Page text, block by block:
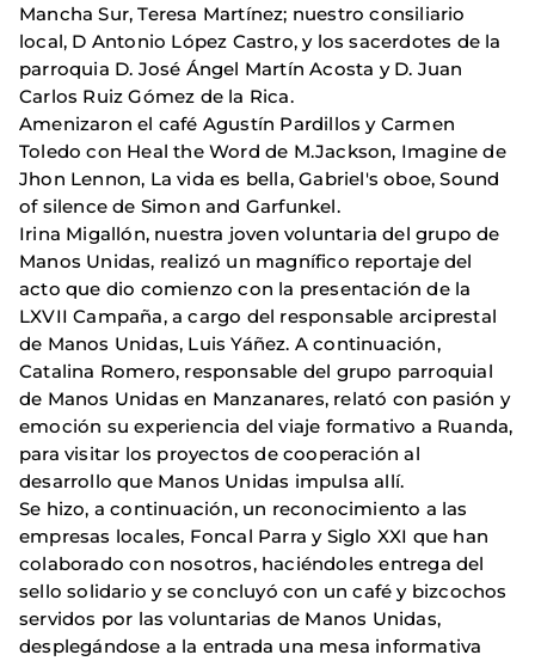
Mancha Sur, Teresa Martínez; nuestro consiliario
local, D Antonio López Castro, y los sacerdotes de la
parroquia D. José Ángel Martín Acosta y D. Juan
Carlos Ruiz Gómez de la Rica.
Amenizaron el café Agustín Pardillos y Carmen
Toledo con Heal the Word de M.Jackson, Imagine de
Jhon Lennon, La vida es bella, Gabriel's oboe, Sound
of silence de Simon and Garfunkel.
Irina Migallón, nuestra joven voluntaria del grupo de
Manos Unidas, realizó un magnífico reportaje del
acto que dio comienzo con la presentación de la
LXVII Campaña, a cargo del responsable arciprestal
de Manos Unidas, Luis Yáñez. A continuación,
Catalina Romero, responsable del grupo parroquial
de Manos Unidas en Manzanares, relató con pasión y
emoción su experiencia del viaje formativo a Ruanda,
para visitar los proyectos de cooperación al
desarrollo que Manos Unidas impulsa allí.
Se hizo, a continuación, un reconocimiento a las
empresas locales, Foncal Parra y Siglo XXI que han
colaborado con nosotros, haciéndoles entrega del
sello solidario y se concluyó con un café y bizcochos
servidos por las voluntarias de Manos Unidas,
desplegándose a la entrada una mesa informativa